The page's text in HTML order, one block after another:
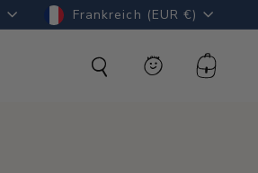
Währung Frankreich (EUR €)
Suchen Konto